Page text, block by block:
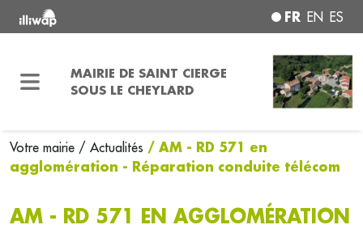
FR EN ES
MAIRIE DE SAINT CIERGE
SOUS LE CHEYLARD
Votre mairie / Actualités / AM - RD 571 en
agglomération - Réparation conduite télécom
AM - RD 571 EN AGGLOMÉRATION